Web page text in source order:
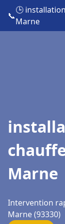
📞
🕒
Marne
Marne
Intervention
Marne (93330)